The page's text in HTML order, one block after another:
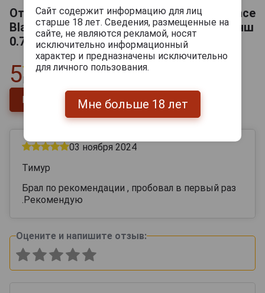
Отзывы на Armagnac Chateau de Esperance
Blanche Арманьяк Шато д Эсперанс Бланш
0.7л
5
Напишите отзыв
03 ноября 2024
Тимур
Брал по рекомендации , пробовал в первый раз
.Рекомендую
Оцените и напишите отзыв:
Сайт содержит информацию для лиц
старше 18 лет. Сведения, размещенные на
сайте, не являются рекламой, носят
исключительно информационный
характер и предназначены исключительно
для личного пользования.
Мне больше 18 лет